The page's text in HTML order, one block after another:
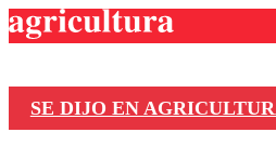
SE DIJO EN